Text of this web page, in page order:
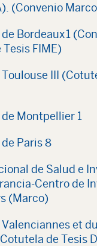
(Convenio
Bordeaux 1
FIME)
III
Montpellier 1
Paris 8
de Salud e
Centro de
(Marco)
et
de Tesis